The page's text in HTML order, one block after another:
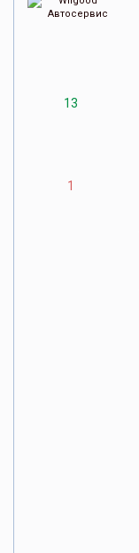
13
1